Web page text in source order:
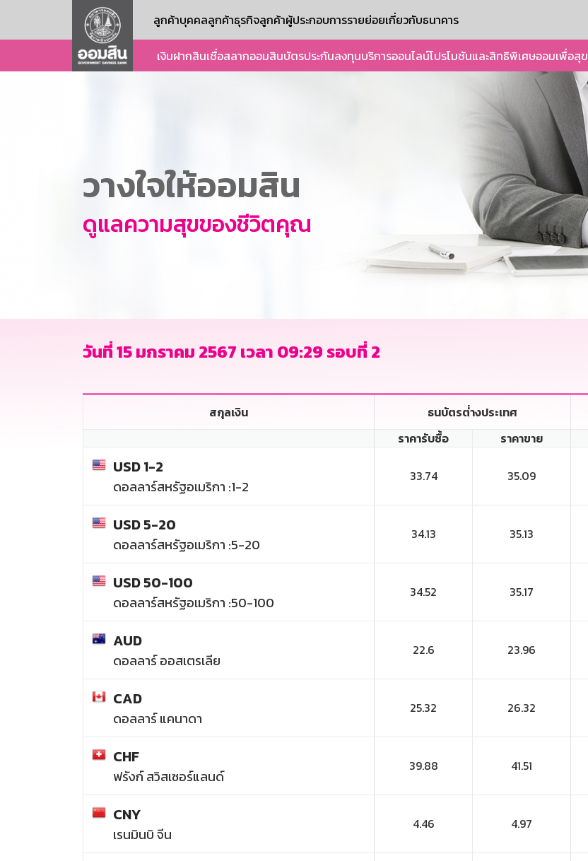
ลูกค้าบุคคลลูกค้าธุรกิจลูกค้าผู้ประกอบการรายย่อยเกี่ยวกับธนาคาร
เงินฝากสินเชื่อสลากออมสินบัตรประกันลงทุนบริการออนไลน์โปรโมชันและสิทธิพิเศษออมเพื่อสุข
วางใจให้ออมสิน
ดูแลความสุขของชีวิตคุณ
วันที่ 15 มกราคม 2567 เวลา 09:29 รอบที่ 2
สกุลเงิน ธนบัตรต่่างประเทศ
ราคารับซื้อ
ราคาขาย
USD 1-2
ดอลลาร์สหรัฐอเมริกา :1-2
33.74 35.09
USD 5-20
ดอลลาร์สหรัฐอเมริกา :5-20
34.13 35.13
USD 50-100
ดอลลาร์สหรัฐอเมริกา :50-100
34.52 35.17
AUD
ดอลลาร์ ออสเตรเลีย
22.6 23.96
CAD
ดอลลาร์ แคนาดา
25.32 26.32
CHF
ฟรังก์ สวิสเซอร์แลนด์
39.88 41.51
CNY
เรนมินบิ จีน
4.46 4.97